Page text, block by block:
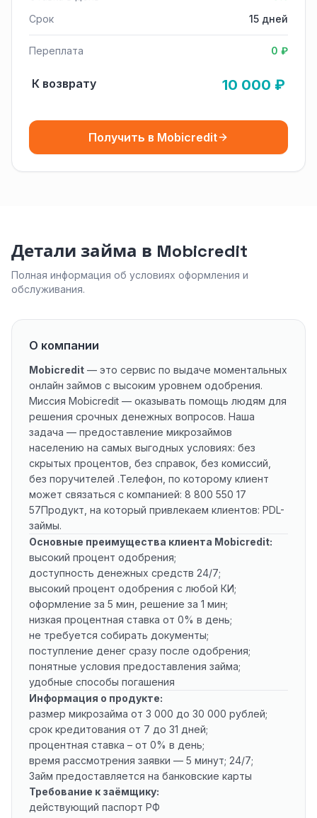
Срок
15 дней
Переплата 0 ₽
К возврату 10 000 ₽
Получить в Mobicredit
Детали займа в Mobicredit
Полная информация об условиях оформления и
обслуживания.
О компании
Mobicredit — это сервис по выдаче моментальных
онлайн займов с высоким уровнем одобрения.
Миссия Mobicredit — оказывать помощь людям для
решения срочных денежных вопросов. Наша
задача — предоставление микрозаймов
населению на самых выгодных условиях: без
скрытых процентов, без справок, без комиссий,
без поручителей .Телефон, по которому клиент
может связаться с компанией: 8 800 550 17
57Продукт, на который привлекаем клиентов: PDL-
займы.
Основные преимущества клиента Mobicredit:
высокий процент одобрения;
доступность денежных средств 24/7;
высокий процент одобрения с любой КИ;
оформление за 5 мин, решение за 1 мин;
низкая процентная ставка от 0% в день;
не требуется собирать документы;
поступление денег сразу после одобрения;
понятные условия предоставления займа;
удобные способы погашения
Информация о продукте:
размер микрозайма от 3 000 до 30 000 рублей;
срок кредитования от 7 до 31 дней;
процентная ставка – от 0% в день;
время рассмотрения заявки — 5 минут; 24/7;
Займ предоставляется на банковские карты
Требование к заёмщику:
действующий паспорт РФ